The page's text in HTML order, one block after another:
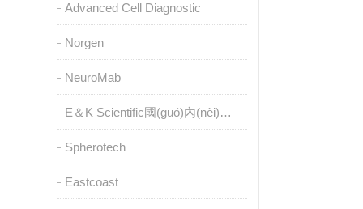
Advanced Cell Diagnostic
Norgen
NeuroMab
E＆K Scientific國(guó)內(nèi)授權(quán)代理
Spherotech
Eastcoast